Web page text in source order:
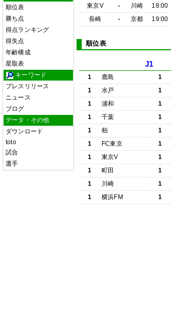
順位表
勝ち点
得点ランキング
得失点
年齢構成
星取表
キーワード
プレスリリース
ニュース
ブログ
データ・その他
ダウンロード
toto
試合
選手
東京V
- 川崎 18:00
長崎
- 京都 19:00
順位表
J1
1 鹿島 1
1
水戸 1
1
浦和 1
1
千葉 1
1
柏 1
1
FC東京 1
1
東京V 1
1
町田 1
1
川崎 1
1
横浜FM 1